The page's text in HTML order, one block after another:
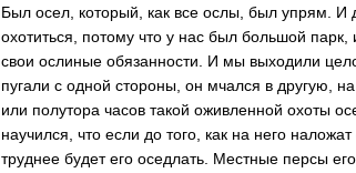
Был осел, который, как все ослы, был упрям. И
охотиться, потому что у нас был большой
свои ослиные обязанности. И мы выходили
пугали с одной стороны, он мчался в другую,
или полутора часов такой оживленной охоты
научился, что если до того, как на него
труднее будет его оседлать. Местные персы